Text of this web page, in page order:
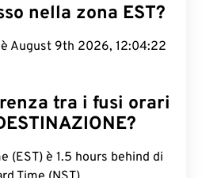
nella zona EST?
August 9th 2026, 12:04:23
tra i fusi orari
(EST) è 1.5 hours behind di